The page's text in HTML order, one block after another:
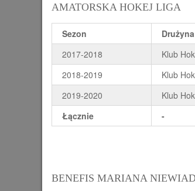
AMATORSKA HOKEJ LIGA
Sezon Drużyna
2017-2018
Klub
2018-2019
Klub
2019-2020
Klub
Łącznie
-
BENEFIS MARIANA